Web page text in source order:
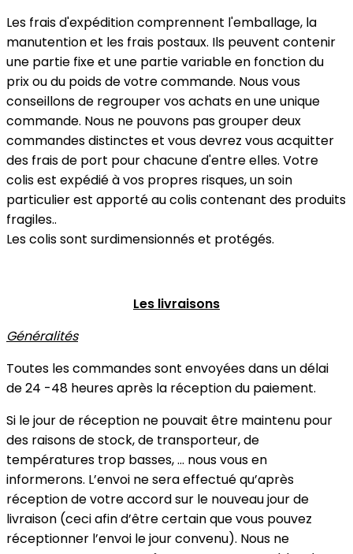
Les frais d'expédition comprennent l'emballage, la
manutention et les frais postaux. Ils peuvent contenir
une partie fixe et une partie variable en fonction du
prix ou du poids de votre commande. Nous vous
conseillons de regrouper vos achats en une unique
commande. Nous ne pouvons pas grouper deux
commandes distinctes et vous devrez vous acquitter
des frais de port pour chacune d'entre elles. Votre
colis est expédié à vos propres risques, un soin
particulier est apporté au colis contenant des produits
fragiles..
Les colis sont surdimensionnés et protégés.
Les livraisons
Généralités
Toutes les commandes sont envoyées dans un délai
de 24 -48 heures après la réception du paiement.
Si le jour de réception ne pouvait être maintenu pour
des raisons de stock, de transporteur, de
températures trop basses, ... nous vous en
informerons. L’envoi ne sera effectué qu’après
réception de votre accord sur le nouveau jour de
livraison (ceci afin d’être certain que vous pouvez
réceptionner l’envoi le jour convenu). Nous ne